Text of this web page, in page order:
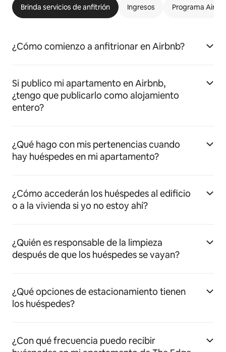
Brinda servicios de anfitrión Ingresos Programa
¿Cómo comienzo a anfitrionar en Airbnb?
Si publico mi apartamento en Airbnb,
¿tengo que publicarlo como alojamiento
entero?
¿Qué hago con mis pertenencias cuando
hay huéspedes en mi apartamento?
¿Cómo accederán los huéspedes al edificio
o a la vivienda si yo no estoy ahí?
¿Quién es responsable de la limpieza
después de que los huéspedes se vayan?
¿Qué opciones de estacionamiento tienen
los huéspedes?
¿Con qué frecuencia puedo recibir